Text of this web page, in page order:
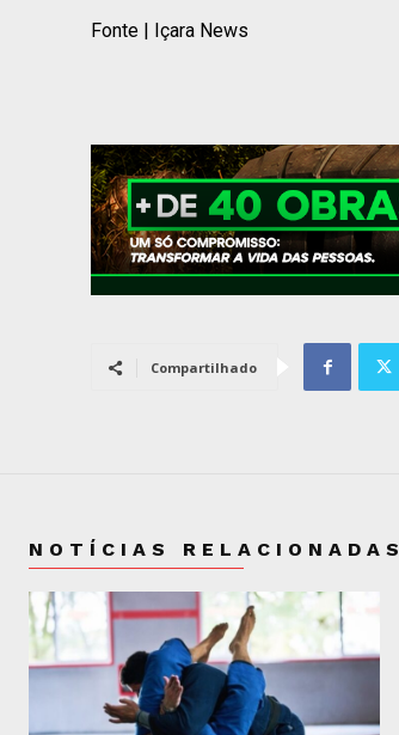
Fonte | Içara News
Compartilhado
NOTÍCIAS RELACIONADAS